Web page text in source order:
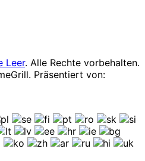
Leer. Alle Rechte vorbehalten.
Präsentiert von: